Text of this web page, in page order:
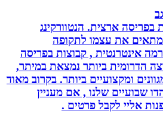
ארצית. הנטוורקינג
את עצמו לתקופה
, קבוצות בפריסה
ביותר נמצאת במיתר,
ומקצועיים ביותר. בקרוב מאוד
שלנו , אם מעניין
לקבל פרטים .